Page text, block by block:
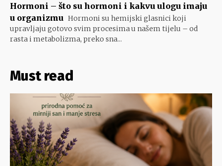
Hormoni – što su hormoni i kakvu ulogu imaju
u organizmu Hormoni su hemijski glasnici koji
upravljaju gotovo svim procesima u našem tijelu – od
rasta i metabolizma, preko sna...
Must read